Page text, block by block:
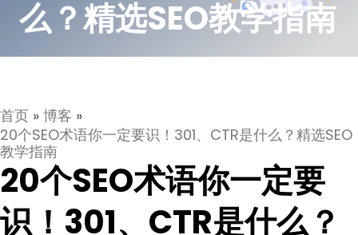
么？精选SEO教学指南
首页 » 博客 »
20个SEO术语你一定要识！301、CTR是什么？精选SEO
教学指南
20个SEO术语你一定要
识！301、CTR是什么？